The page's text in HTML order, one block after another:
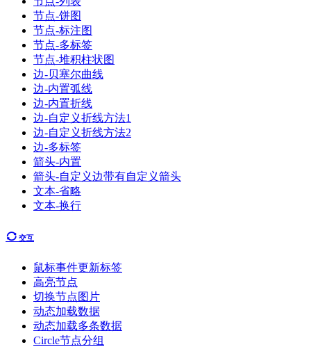
节点-饼图
节点-标注图
节点-多标签
节点-堆积柱状图
边-贝塞尔曲线
边-内置弧线
边-内置折线
边-自定义折线方法1
边-自定义折线方法2
边-多标签
箭头-内置
箭头-自定义边带有自定义箭头
文本-省略
文本-换行
交互
鼠标事件更新标签
高亮节点
切换节点图片
动态加载数据
动态加载多条数据
Circle节点分组